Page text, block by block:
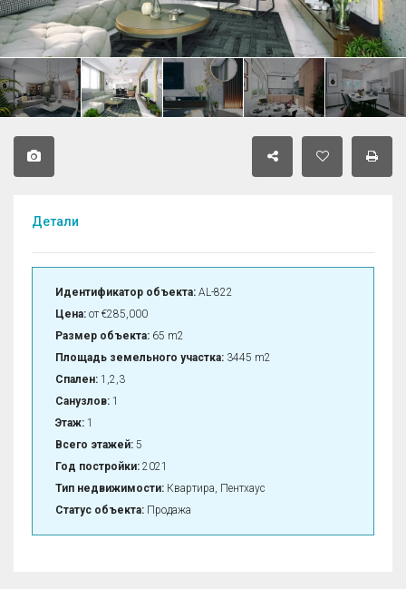
Детали
Идентификатор объекта: AL-822
Цена: от€285,000
Размер объекта: 65 m2
Площадь земельного участка: 3445 m2
Спален: 1,2,3
Санузлов: 1
Этаж: 1
Всего этажей: 5
Год постройки: 2021
Тип недвижимости: Квартира, Пентхаус
Статус объекта: Продажа